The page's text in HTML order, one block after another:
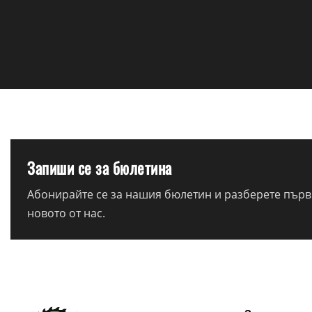
Запиши се за бюлетина
Абонирайте се за нашия бюлетин и разберете
новото от нас.